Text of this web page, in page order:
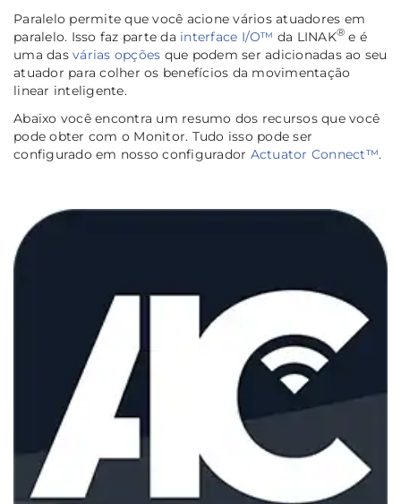
Paralelo permite que você acione vários atuadores em
paralelo. Isso faz parte da interface I/O™ da LINAK® e é
uma das várias opções que podem ser adicionadas ao seu
atuador para colher os benefícios da movimentação
linear inteligente.
Abaixo você encontra um resumo dos recursos que você
pode obter com o Monitor. Tudo isso pode ser
configurado em nosso configurador Actuator Connect™.